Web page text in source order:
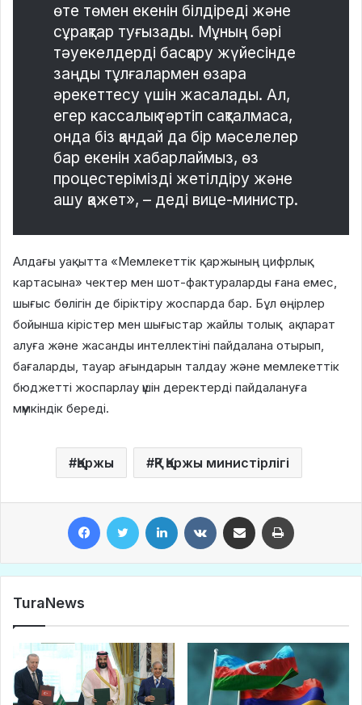
өте төмен екенін білдіреді және
сұрақтар туғызады. Мұның бәрі
тәуекелдерді басқару жүйесінде
заңды тұлғалармен өзара
әрекеттесу үшін жасалады. Ал,
егер кассалық тәртіп сақталмаса,
онда біз қандай да бір мәселелер
бар екенін хабарлаймыз, өз
процестерімізді жетілдіру және
ашу қажет», – деді вице-министр.
Алдағы уақытта «Мемлекеттік қаржының цифрлық
картасына» чектер мен шот-фактураларды ғана емес,
шығыс бөлігін де біріктіру жоспарда бар. Бұл өңірлер
бойынша кірістер мен шығыстар жайлы толық ақпарат
алуға және жасанды интеллектіні пайдалана отырып,
бағаларды, тауар ағындарын талдау және мемлекеттік
бюджетті жоспарлау үшін деректерді пайдалануға
мүмкіндік береді.
Қаржы ҚР Қаржы министірлігі
TuraNews